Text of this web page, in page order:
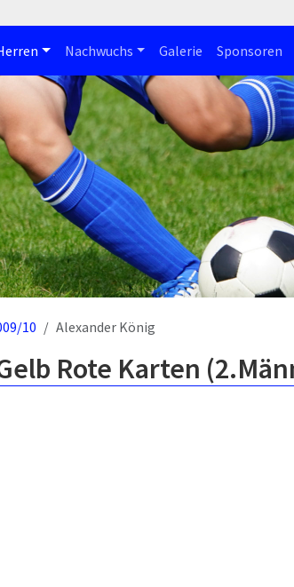
Nachwuchs Galerie Sponsoren
10 Alexander König
Rote Karten